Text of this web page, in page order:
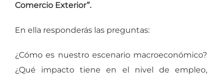
Comercio Exterior”.
En ella responderás las preguntas:
¿Cómo es nuestro escenario macroeconómico?
¿Qué impacto tiene en el nivel de empleo,